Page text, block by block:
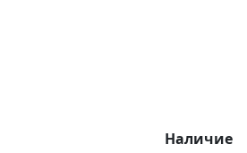
Наличие